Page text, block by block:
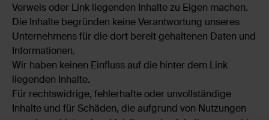
Verweis oder Link liegenden Inhalte zu Eigen machen.
Die Inhalte begründen keine Verantwortung unseres
Unternehmens für die dort bereit gehaltenen Daten und
Informationen.
Wir haben keinen Einfluss auf die hinter dem Link
liegenden Inhalte.
Für rechtswidrige, fehlerhafte oder unvollständige
Inhalte und für Schäden, die aufgrund von Nutzungen